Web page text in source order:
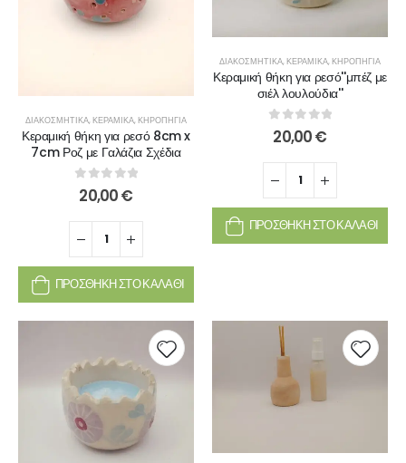
ΔΙΑΚΟΣΜΗΤΙΚΆ,ΚΕΡΑΜΙΚΆ,ΚΗΡΟΠΉΓΙΑ
Κεραμική θήκη για ρεσό 8cm x
7cm Ροζ με Γαλάζια Σχέδια
0out of 5
20,00€
ΠΡΟΣΘΉΚΗ ΣΤΟ ΚΑΛΆΘΙ
ΔΙΑΚΟΣΜΗΤΙΚΆ,ΚΕΡΑΜΙΚΆ,ΚΗΡΟΠΉΓΙΑ
Κεραμική θήκη για ρεσό''μπέζ με
σιέλ λουλούδια''
0out of 5
20,00€
ΠΡΟΣΘΉΚΗ ΣΤΟ ΚΑΛΆΘΙ